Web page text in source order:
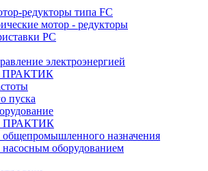
редукторы типа FC
мотор - редукторы
PC
электроэнергией
ПРАКТИК
пуска
ПРАКТИК
назначения
оборудованием